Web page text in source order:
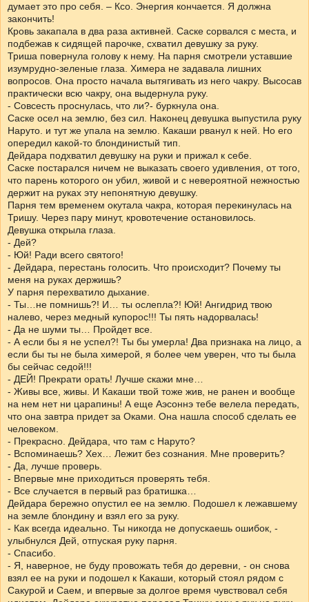
думает это про себя. – Ксо. Энергия кончается. Я должна
закончить!
Кровь закапала в два раза активней. Саске сорвался с места, и
подбежав к сидящей парочке, схватил девушку за руку.
Триша повернула голову к нему. На парня смотрели уставшие
изумрудно-зеленые глаза. Химера не задавала лишних
вопросов. Она просто начала вытягивать из него чакру. Высосав
практически всю чакру, она выдернула руку.
- Совсесть проснулась, что ли?- буркнула она.
Саске осел на землю, без сил. Наконец девушка выпустила руку
Наруто. и тут же упала на землю. Какаши рванул к ней. Но его
опередил какой-то блондинистый тип.
Дейдара подхватил девушку на руки и прижал к себе.
Саске постарался ничем не выказать своего удивления, от того,
что парень которого он убил, живой и с невероятной нежностью
держит на руках эту непонятную девушку.
Парня тем временем окутала чакра, которая перекинулась на
Тришу. Через пару минут, кровотечение остановилось.
Девушка открыла глаза.
- Дей?
- Юй! Ради всего святого!
- Дейдара, перестань голосить. Что происходит? Почему ты
меня на руках держишь?
У парня перехватило дыхание.
- Ты…не помнишь?! И… ты ослепла?! Юй! Ангидрид твою
налево, через медный купорос!!! Ты пять надорвалась!
- Да не шуми ты… Пройдет все.
- А если бы я не успел?! Ты бы умерла! Два признака на лицо, а
если бы ты не была химерой, я более чем уверен, что ты была
бы сейчас седой!!!
- ДЕЙ! Прекрати орать! Лучше скажи мне…
- Живы все, живы. И Какаши твой тоже жив, не ранен и вообще
на нем нет ни царапины! А еще Аэсоннэ тебе велела передать,
что она завтра придет за Оками. Она нашла способ сделать ее
человеком.
- Прекрасно. Дейдара, что там с Наруто?
- Вспоминаешь? Хех… Лежит без сознания. Мне проверить?
- Да, лучше проверь.
- Впервые мне приходиться проверять тебя.
- Все случается в первый раз братишка…
Дейдара бережно опустил ее на землю. Подошел к лежавшему
на земле блондину и взял его за руку.
- Как всегда идеально. Ты никогда не допускаешь ошибок, -
улыбнулся Дей, отпуская руку парня.
- Спасибо.
- Я, наверное, не буду провожать тебя до деревни, - он снова
взял ее на руки и подошел к Какаши, который стоял рядом с
Сакурой и Саем, и впервые за долгое время чувствовал себя